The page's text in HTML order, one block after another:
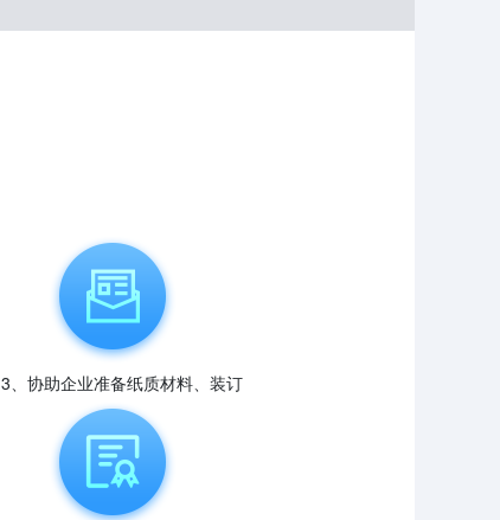
3、协助企业准备纸质材料、装订